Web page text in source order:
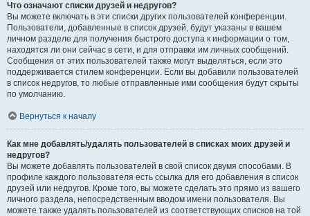
Что означают списки друзей и недругов?
Вы можете включать в эти списки других пользователей конференции.
Пользователи, добавленные в список друзей, будут указаны в вашем
личном разделе для получения быстрого доступа к информации о том,
находятся ли они сейчас в сети, и для отправки им личных сообщений.
Сообщения от этих пользователей также могут выделяться, если это
поддерживается стилем конференции. Если вы добавили пользователей
в список недругов, то любые отправленные ими сообщения будут скрыты
по умолчанию.
Вернуться к началу
Как мне добавлять/удалять пользователей в списках моих друзей и
недругов?
Вы можете добавлять пользователей в свой список двумя способами. В
профиле каждого пользователя есть ссылка для его добавления в список
друзей или недругов. Кроме того, вы можете сделать это прямо из вашего
личного раздела, непосредственным вводом имени пользователя. Вы
можете также удалять пользователей из соответствующих списков на той